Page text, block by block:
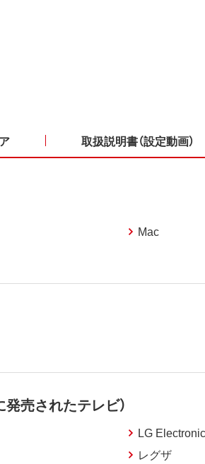
取扱説明書（設定動画）
Mac
売されたテレビ）
LG
レグザ